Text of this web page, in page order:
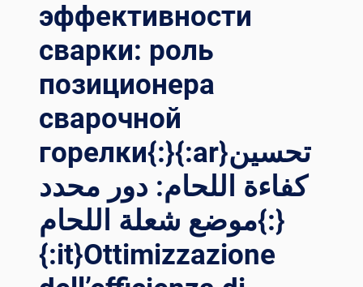
эффективности
сварки: роль
позиционера
сварочной
горелки{:}{:ar}تحسين
كفاءة اللحام: دور محدد
موضع شعلة اللحام{:}
{:it}Ottimizzazione